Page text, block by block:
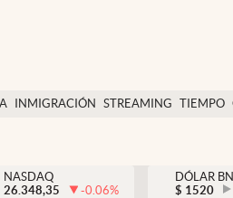
INMIGRACIÓN STREAMING TIEMPO
México
NASDAQ
26.348,35
-0.06%
DÓLAR
$ 1520